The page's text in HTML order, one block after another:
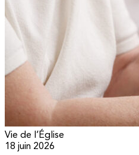
Vie de l’Église
18 juin 2026